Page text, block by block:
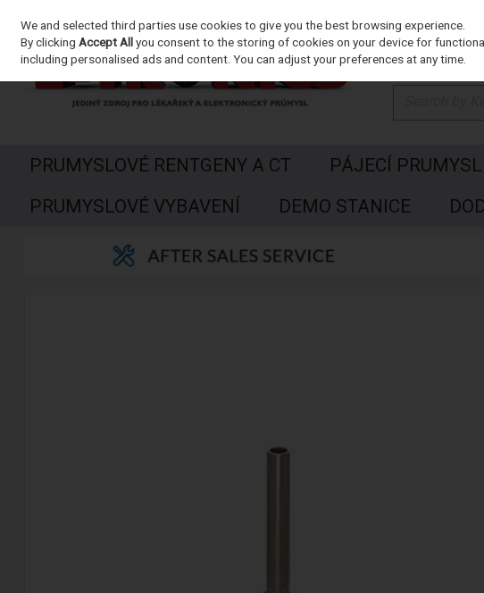
Skip to content
PRUMYSLOVÉ RENTGENY A CT PÁJECÍ PRUMYSL
PRUMYSLOVÉ VYBAVENÍ
DEMO STANICE
We and selected third parties use cookies to give you the best browsing experience.
By clickingAccept Allyou consent to the storing of cookies on your device for
including personalised ads and content. You can adjust your preferences at any time.